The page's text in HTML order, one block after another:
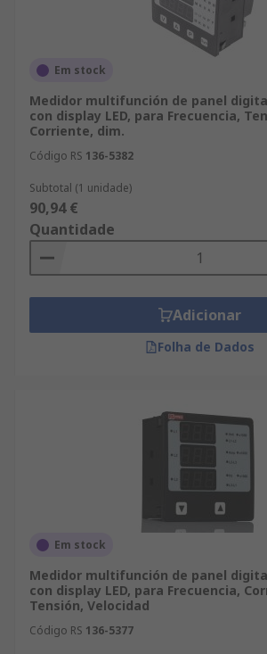
Em stock
Medidor multifunción de panel digital
con display LED, para Frecuencia,
Corriente, dim.
Código RS 136-5382
Subtotal (1 unidade)
90,94 €
Quantidade
Adicionar
Folha de Dados
Em stock
Medidor multifunción de panel digital
con display LED, para Frecuencia,
Tensión, Velocidad
Código RS 136-5377